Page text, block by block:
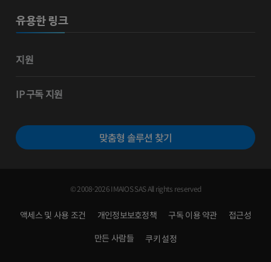
유용한 링크
지원
IP 구독 지원
맞춤형 솔루션 찾기
© 2008-2026 IMAIOS SAS All rights reserved
액세스 및 사용 조건 개인정보보호정책 구독 이용 약관
접근성
만든 사람들
쿠키 설정